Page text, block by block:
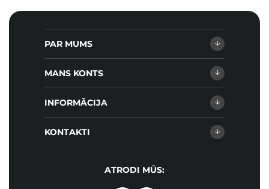
PAR MUMS
MANS KONTS
INFORMĀCIJA
KONTAKTI
ATRODI MŪS: